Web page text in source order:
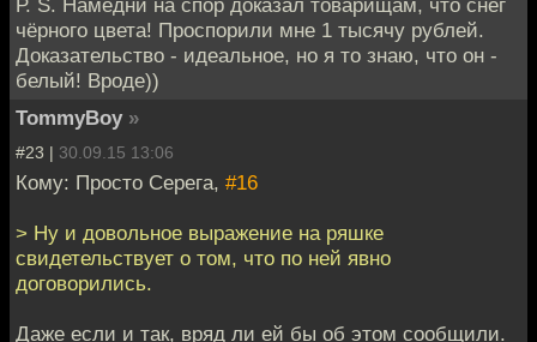
Р. S. Намедни на спор доказал товарищам, что снег
чёрного цвета! Проспорили мне 1 тысячу рублей.
Доказательство - идеальное, но я то знаю, что он -
белый! Вроде))
TommyBoy »
#23 | 30.09.15 13:06
Кому: Просто Серега, #16
> Ну и довольное выражение на ряшке
свидетельствует о том, что по ней явно
договорились.
Даже если и так, вряд ли ей бы об этом сообщили.